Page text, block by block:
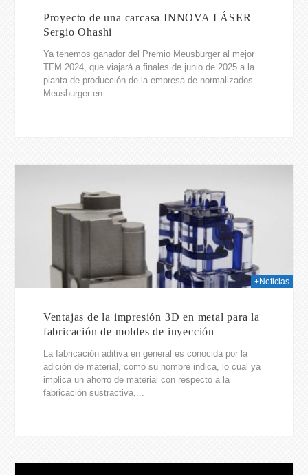
Proyecto de una carcasa INNOVA LÁSER –
Sergio Ohashi
Ya tenemos ganador del Premio Meusburger al mejor
TFM 2024, que viajará a finales de junio de 2025 a la
planta de producción de la empresa de normalizados
Meusburger en...
+Noticias
Ventajas de la impresión 3D en metal para la
fabricación de moldes de inyección
La fabricación aditiva en general es conocida por la
adición de material, como su nombre indica, lo cual ya
implica un ahorro de material con respecto a la
fabricación sustractiva,...